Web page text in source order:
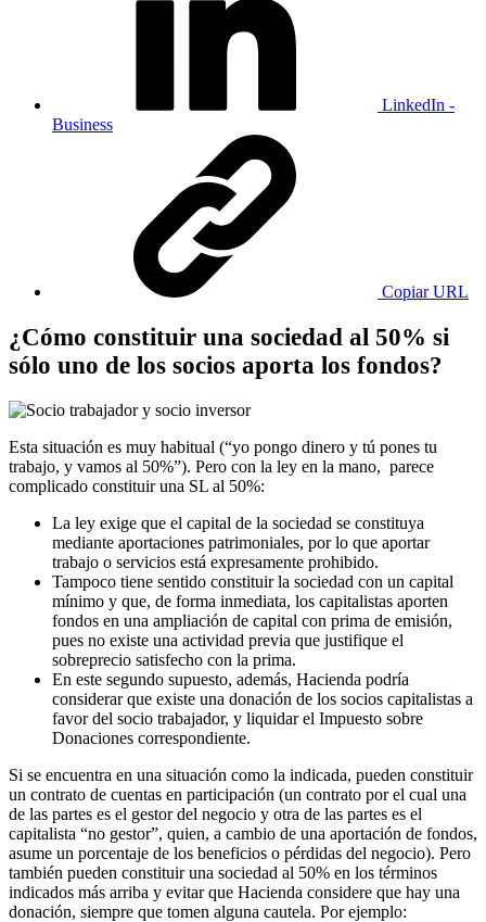
LinkedIn -
Business
Copiar URL
¿Cómo constituir una sociedad al 50% si
sólo uno de los socios aporta los fondos?
Esta situación es muy habitual (“yo pongo dinero y tú pones tu
trabajo, y vamos al 50%”). Pero con la ley en la mano, parece
complicado constituir una SL al 50%:
La ley exige que el capital de la sociedad se constituya
mediante aportaciones patrimoniales, por lo que aportar
trabajo o servicios está expresamente prohibido.
Tampoco tiene sentido constituir la sociedad con un capital
mínimo y que, de forma inmediata, los capitalistas aporten
fondos en una ampliación de capital con prima de emisión,
pues no existe una actividad previa que justifique el
sobreprecio satisfecho con la prima.
En este segundo supuesto, además, Hacienda podría
considerar que existe una donación de los socios capitalistas a
favor del socio trabajador, y liquidar el Impuesto sobre
Donaciones correspondiente.
Si se encuentra en una situación como la indicada, pueden constituir
un contrato de cuentas en participación (un contrato por el cual una
de las partes es el gestor del negocio y otra de las partes es el
capitalista “no gestor”, quien, a cambio de una aportación de fondos,
asume un porcentaje de los beneficios o pérdidas del negocio). Pero
también pueden constituir una sociedad al 50% en los términos
indicados más arriba y evitar que Hacienda considere que hay una
donación, siempre que tomen alguna cautela. Por ejemplo: